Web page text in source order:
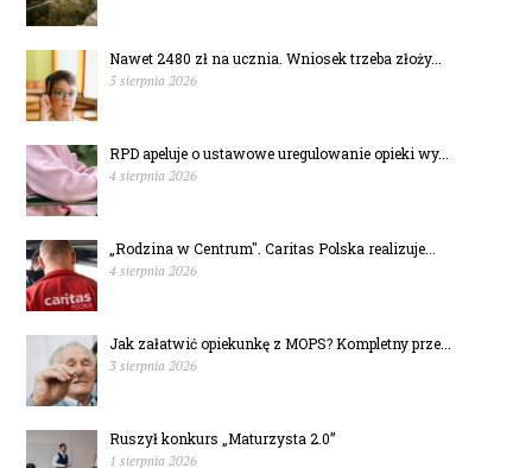
Nawet 2480 zł na ucznia. Wniosek trzeba złoży...
5 sierpnia 2026
RPD apeluje o ustawowe uregulowanie opieki wy...
4 sierpnia 2026
„Rodzina w Centrum". Caritas Polska realizuje...
4 sierpnia 2026
Jak załatwić opiekunkę z MOPS? Kompletny prze...
3 sierpnia 2026
Ruszył konkurs „Maturzysta 2.0”
1 sierpnia 2026